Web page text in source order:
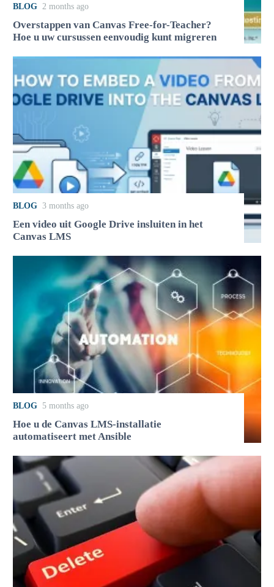
BLOG 2 months ago
Overstappen van Canvas Free-for-Teacher?
Hoe u uw cursussen eenvoudig kunt migreren
BLOG 3 months ago
Een video uit Google Drive insluiten in het
Canvas LMS
BLOG 5 months ago
Hoe u de Canvas LMS-installatie
automatiseert met Ansible